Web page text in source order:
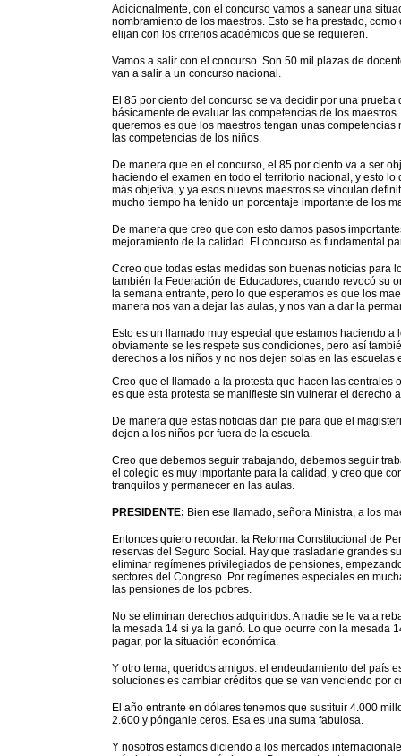
Adicionalmente, con el concurso vamos a sanear una
nombramiento de los maestros. Esto se ha prestado,
elijan con los criterios académicos que se requieren.
Vamos a salir con el concurso. Son 50 mil plazas de
van a salir a un concurso nacional.
El 85 por ciento del concurso se va decidir por una
básicamente de evaluar las competencias de los
queremos es que los maestros tengan unas
las competencias de los niños.
De manera que en el concurso, el 85 por ciento va a ser
haciendo el examen en todo el territorio nacional, y esto
más objetiva, y ya esos nuevos maestros se vinculan
mucho tiempo ha tenido un porcentaje importante de los
De manera que creo que con esto damos pasos
mejoramiento de la calidad. El concurso es fundamental
Ccreo que todas estas medidas son buenas noticias para
también la Federación de Educadores, cuando revocó su
la semana entrante, pero lo que esperamos es que los
manera nos van a dejar las aulas, y nos van a dar la
Esto es un llamado muy especial que estamos haciendo
obviamente se les respete sus condiciones, pero así
derechos a los niños y no nos dejen solas en las escuelas
Creo que el llamado a la protesta que hacen las centrales
es que esta protesta se manifieste sin vulnerar el derecho
De manera que estas noticias dan pie para que el
dejen a los niños por fuera de la escuela.
Creo que debemos seguir trabajando, debemos seguir
el colegio es muy importante para la calidad, y creo que
tranquilos y permanecer en las aulas.
PRESIDENTE: Bien ese llamado, señora Ministra, a los
Entonces quiero recordar: la Reforma Constitucional de
reservas del Seguro Social. Hay que trasladarle grandes
eliminar regímenes privilegiados de pensiones,
sectores del Congreso. Por regímenes especiales en
las pensiones de los pobres.
No se eliminan derechos adquiridos. A nadie se le va a
la mesada 14 si ya la ganó. Lo que ocurre con la mesada
pagar, por la situación económica.
Y otro tema, queridos amigos: el endeudamiento del país
soluciones es cambiar créditos que se van venciendo por
El año entrante en dólares tenemos que sustituir 4.000
2.600 y pónganle ceros. Esa es una suma fabulosa.
Y nosotros estamos diciendo a los mercados